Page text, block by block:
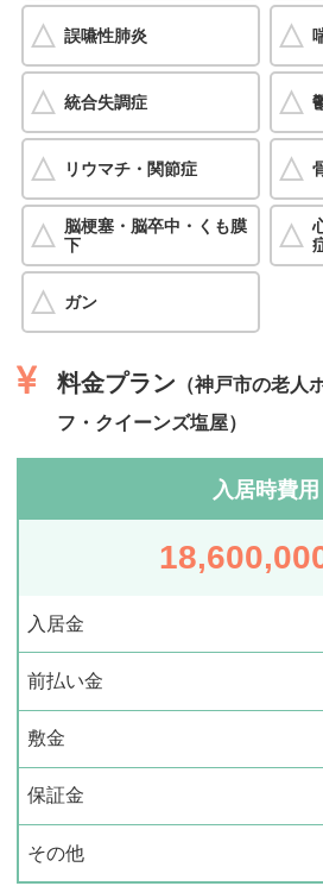
誤嚥性肺炎
統合失調症
リウマチ・関節症
脳梗塞・脳卒中・くも膜
下
ガン
料金プラン （神戸市の老人
フ・クイーンズ塩屋）
入居時費用
入居金
前払い金
敷金
保証金
その他